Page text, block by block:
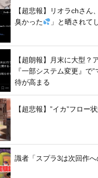
【超悲報】リオラchさん
臭かった
」と晒されて
【超朗報】月末に大型？
『一部システム変更』で
待が高まる
【超悲報】”イカ”フロー
識者「スプラ3は次回作へ